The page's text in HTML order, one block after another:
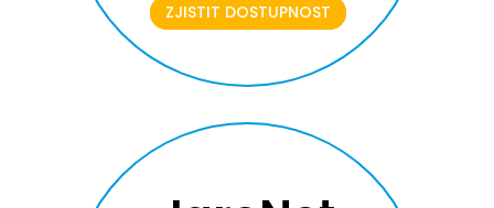
ZJISTIT DOSTUPNOST